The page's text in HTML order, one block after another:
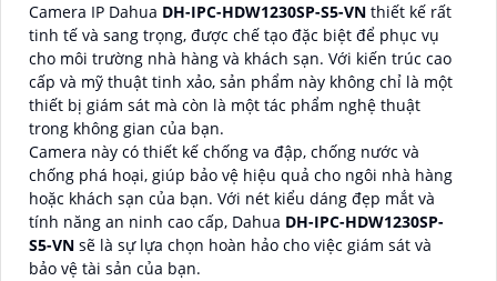
Camera IP Dahua DH-IPC-HDW1230SP-S5-VN thiết kế rất
tinh tế và sang trọng, được chế tạo đặc biệt để phục vụ
cho môi trường nhà hàng và khách sạn. Với kiến trúc cao
cấp và mỹ thuật tinh xảo, sản phẩm này không chỉ là một
thiết bị giám sát mà còn là một tác phẩm nghệ thuật
trong không gian của bạn.
Camera này có thiết kế chống va đập, chống nước và
chống phá hoại, giúp bảo vệ hiệu quả cho ngôi nhà hàng
hoặc khách sạn của bạn. Với nét kiểu dáng đẹp mắt và
tính năng an ninh cao cấp, Dahua DH-IPC-HDW1230SP-
S5-VN sẽ là sự lựa chọn hoàn hảo cho việc giám sát và
bảo vệ tài sản của bạn.